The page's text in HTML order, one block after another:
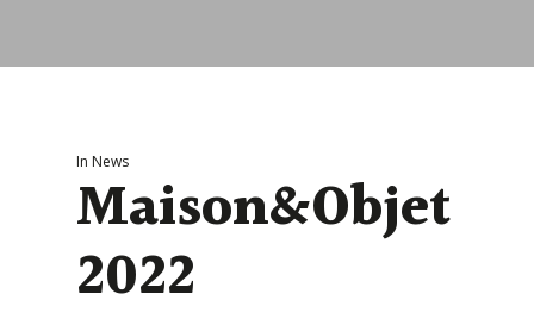
In News
Maison&Objet
2022